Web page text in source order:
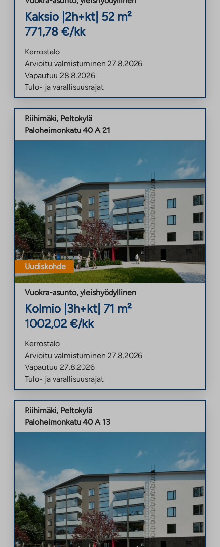
Kaksio 2h+kt| 52 m²
771,78 €/kk
Kerrostalo
Arvioitu valmistuminen 27.8.2026
Vapautuu 28.8.2026
Tulo- ja varallisuusrajat
Riihimäki, Peltokylä
Paloheimonkatu 40 A 21
Uudiskohde
Vuokra-asunto, yleishyödyllinen
Kolmio 3h+kt| 71 m²
1002,02 €/kk
Kerrostalo
Arvioitu valmistuminen 27.8.2026
Vapautuu 27.8.2026
Tulo- ja varallisuusrajat
Riihimäki, Peltokylä
Paloheimonkatu 40 A 13